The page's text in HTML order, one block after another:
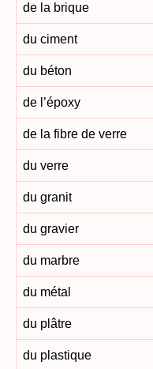
de la brique
du ciment
du béton
de l’époxy
de la fibre de verre
du verre
du granit
du gravier
du marbre
du métal
du plâtre
du plastique